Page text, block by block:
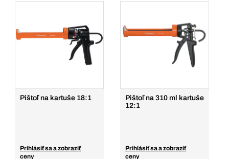
Pištoľ na kartuše 18:1
Prihlásiť sa a zobraziť
ceny
Pištoľ na 310 ml kartuše
12:1
Prihlásiť sa a zobraziť
ceny